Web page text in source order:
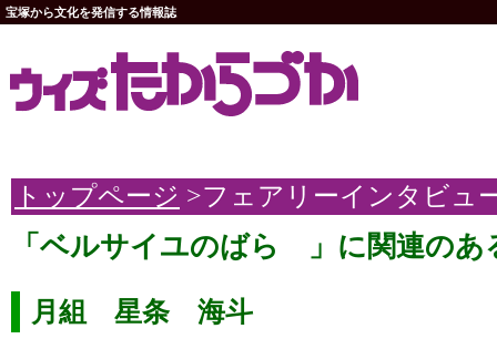
宝塚から文化を発信する情報誌
トップページ >フェアリーインタビュ
「ベルサイユのばら 」に関連のあ
月組 星条 海斗